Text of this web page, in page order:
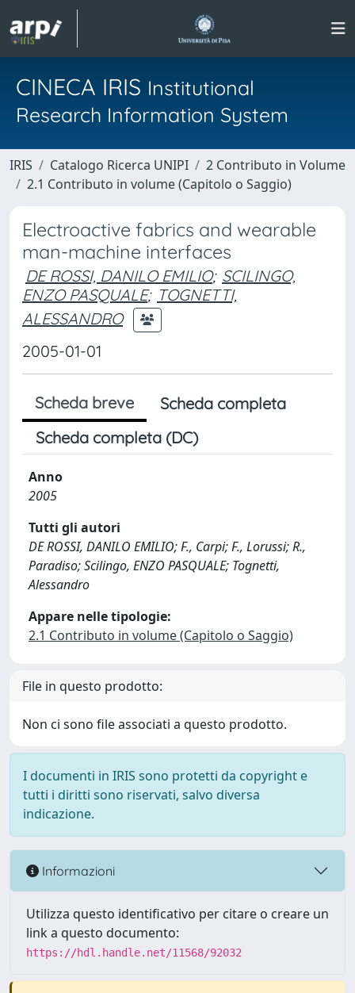
CINECA IRIS Institutional
Research Information System
IRIS Catalogo Ricerca UNIPI
2 Contributo in Volume
2.1 Contributo in volume (Capitolo o Saggio)
Electroactive fabrics and wearable
man-machine interfaces
DE ROSSI, DANILO EMILIO; SCILINGO,
ENZO PASQUALE; TOGNETTI,
ALESSANDRO
2005-01-01
Scheda breve
Scheda completa
Scheda completa (DC)
Anno
2005
Tutti gli autori
DE ROSSI, DANILO EMILIO; F., Carpi; F., Lorussi; R.,
Paradiso; Scilingo, ENZO PASQUALE; Tognetti,
Alessandro
Appare nelle tipologie:
2.1 Contributo in volume (Capitolo o Saggio)
File in questo prodotto:
Non ci sono file associati a questo prodotto.
I documenti in IRIS sono protetti da copyright e
tutti i diritti sono riservati, salvo diversa
indicazione.
Informazioni
Utilizza questo identificativo per citare o creare un
link a questo documento:
https://hdl.handle.net/11568/92032